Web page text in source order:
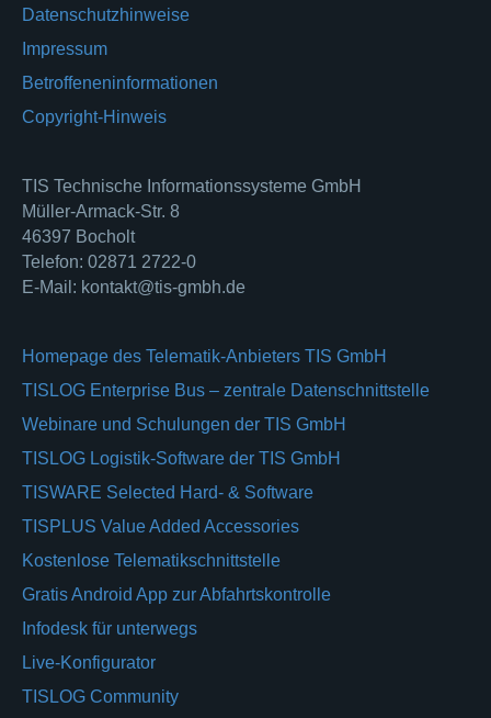
Datenschutzhinweise
Impressum
Betroffeneninformationen
Copyright-Hinweis
TIS Technische Informationssysteme GmbH
Müller-Armack-Str. 8
46397 Bocholt
Telefon: 02871 2722-0
E-Mail: kontakt@tis-gmbh.de
Homepage des Telematik-Anbieters TIS GmbH
TISLOG Enterprise Bus – zentrale Datenschnittstelle
Webinare und Schulungen der TIS GmbH
TISLOG Logistik-Software der TIS GmbH
TISWARE Selected Hard- & Software
TISPLUS Value Added Accessories
Kostenlose Telematikschnittstelle
Gratis Android App zur Abfahrtskontrolle
Infodesk für unterwegs
Live-Konfigurator
TISLOG Community